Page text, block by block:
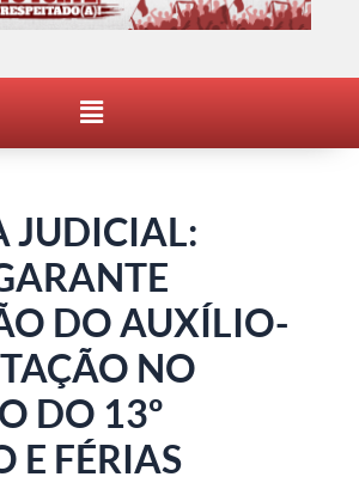
Menu
JUDICIAL:
DO AUXÍLIO-
NO
DO 13º
E FÉRIAS